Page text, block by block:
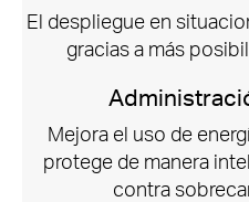
El despliegue en
gracias a más
Mejora el uso de
protege de manera
contra